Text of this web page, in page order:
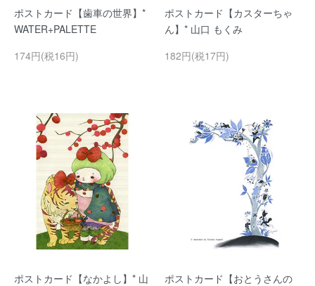
ポストカード【歯車の世界】*
WATER+PALETTE
174円(税16円)
ポストカード【カスターちゃ
ん】* 山口 もくみ
182円(税17円)
ポストカード【なかよし】* 山
ポストカード【おとうさんの